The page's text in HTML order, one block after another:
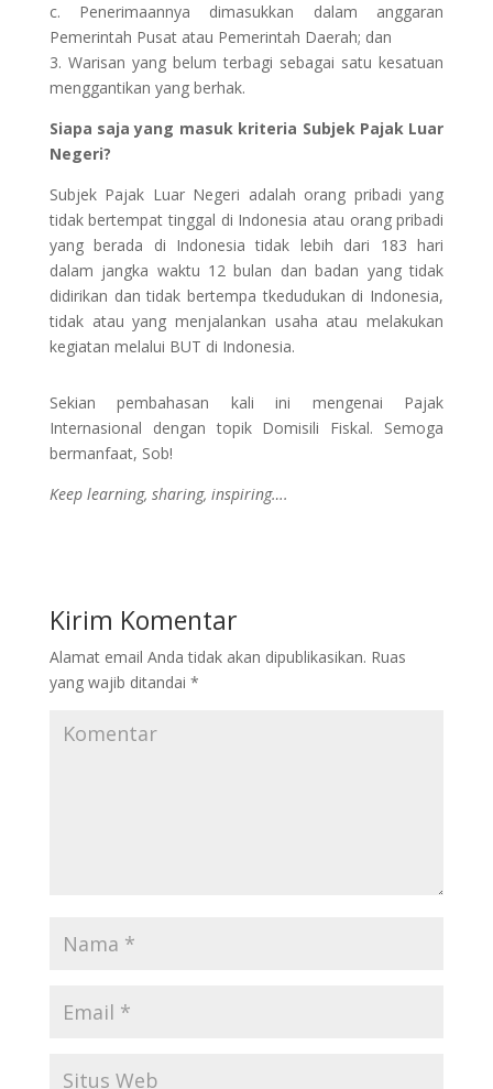
c. Penerimaannya dimasukkan dalam anggaran
Pemerintah Pusat atau Pemerintah Daerah; dan
3. Warisan yang belum terbagi sebagai satu kesatuan
menggantikan yang berhak.
Siapa saja yang masuk kriteria Subjek Pajak Luar
Negeri?
Subjek Pajak Luar Negeri adalah orang pribadi yang
tidak bertempat tinggal di Indonesia atau orang pribadi
yang berada di Indonesia tidak lebih dari 183 hari
dalam jangka waktu 12 bulan dan badan yang tidak
didirikan dan tidak bertempa tkedudukan di Indonesia,
tidak atau yang menjalankan usaha atau melakukan
kegiatan melalui BUT di Indonesia.
Sekian pembahasan kali ini mengenai Pajak
Internasional dengan topik Domisili Fiskal. Semoga
bermanfaat, Sob!
Keep learning, sharing, inspiring….
Kirim Komentar
Alamat email Anda tidak akan dipublikasikan. Ruas
yang wajib ditandai *